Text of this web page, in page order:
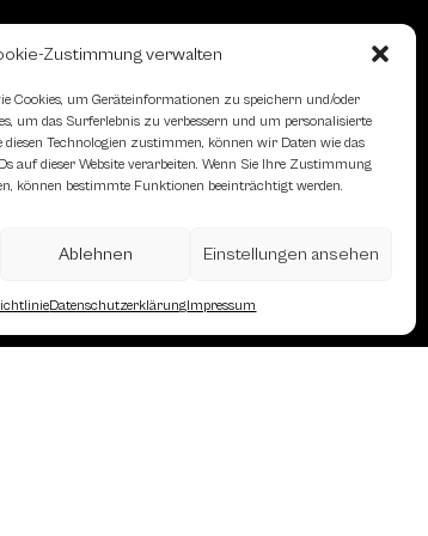
Zustimmung verwalten
Cookies, um Geräteinformationen zu speichern und/oder
um das Surferlebnis zu verbessern und um personalisierte
diesen Technologien zustimmen, können wir Daten wie das
auf dieser Website verarbeiten. Wenn Sie Ihre Zustimmung
können bestimmte Funktionen beeinträchtigt werden.
Ablehnen Einstellungen ansehen
DatenschutzerklärungImpressum